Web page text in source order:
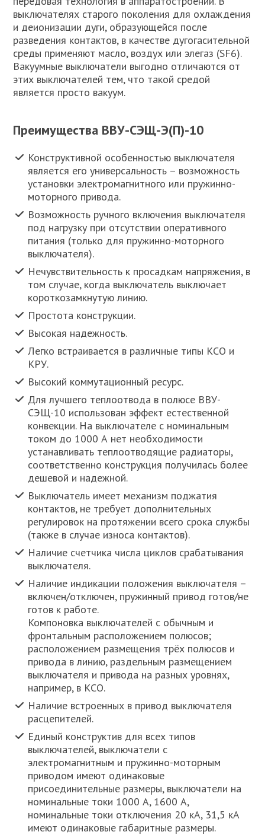
выключателях старого поколения для охлаждения
и деионизации дуги, образующейся после
разведения контактов, в качестве дугогасительной
среды применяют масло, воздух или элегаз (SF6).
Вакуумные выключатели выгодно отличаются от
этих выключателей тем, что такой средой
является просто вакуум.
Преимущества ВВУ-СЭЩ-Э(П)-10
Конструктивной особенностью выключателя
является его универсальность – возможность
установки электромагнитного или пружинно-
моторного привода.
Возможность ручного включения выключателя
под нагрузку при отсутствии оперативного
питания (только для пружинно-моторного
выключателя).
Нечувствительность к просадкам напряжения, в
том случае, когда выключатель выключает
короткозамкнутую линию.
Простота конструкции.
Высокая надежность.
Легко встраивается в различные типы КСО и
КРУ.
Высокий коммутационный ресурс.
Для лучшего теплоотвода в полюсе ВВУ-
СЭЩ-10 использован эффект естественной
конвекции. На выключателе с номинальным
током до 1000 А нет необходимости
устанавливать теплоотводящие радиаторы,
соответственно конструкция получилась более
дешевой и надежной.
Выключатель имеет механизм поджатия
контактов, не требует дополнительных
регулировок на протяжении всего срока службы
(также в случае износа контактов).
Наличие счетчика числа циклов срабатывания
выключателя.
Наличие индикации положения выключателя –
включен/отключен, пружинный привод готов/не
готов к работе.
Компоновка выключателей с обычным и
фронтальным расположением полюсов;
расположением размещения трёх полюсов и
привода в линию, раздельным размещением
выключателя и привода на разных уровнях,
например, в КСО.
Наличие встроенных в привод выключателя
расцепителей.
Единый конструктив для всех типов
выключателей, выключатели с
электромагнитным и пружинно-моторным
приводом имеют одинаковые
присоединительные размеры, выключатели на
номинальные токи 1000 А, 1600 А,
номинальные токи отключения 20 кА, 31,5 кА
имеют одинаковые габаритные размеры.